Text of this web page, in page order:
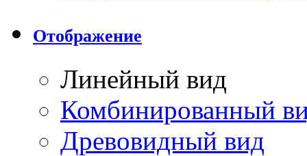
Отображение
Линейный вид
Комбинированный
Древовидный вид